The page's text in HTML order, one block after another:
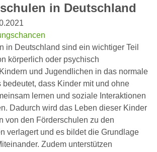
in Deutschland
in Deutschland sind ein wichtiger Teil
körperlich oder psychisch
und Jugendlichen in das normale
dass Kinder mit und ohne
lernen und soziale Interaktionen
Dadurch wird das Leben dieser Kinder
von den Förderschulen zu den
verlagert und es bildet die Grundlage
Zudem unterstützen